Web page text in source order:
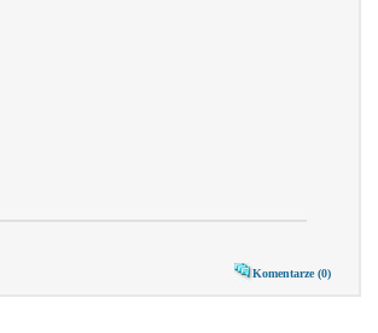
Komentarze (0)